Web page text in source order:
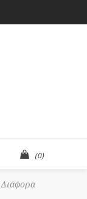
(0)
Διάφορα